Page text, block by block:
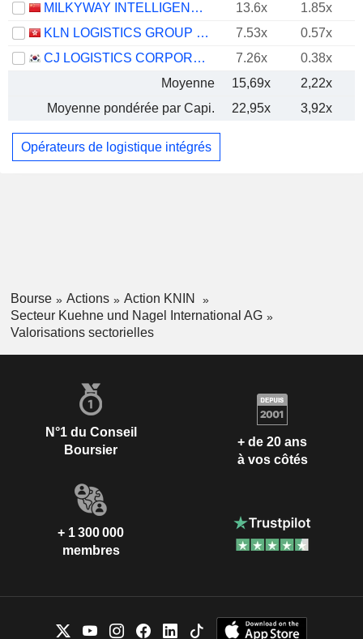
MILKYWAY INTELLIGENT SUPPLY CHAIN SERVICE GROUPCO., LTD.
13.6x
1.85x
KLN LOGISTICS GROUP LIMITED
7.53x
0.57x
CJ LOGISTICS CORPORATION
7.26x
0.38x
Moyenne
15,69x
2,22x
Moyenne pondérée par Capi.
22,95x 3,92x
Opérateurs de logistique intégrés
Bourse Actions
Action KNIN
Secteur Kuehne und Nagel International AG
Valorisations sectorielles
N°1 du Conseil
Boursier
+ de 20 ans
à vos côtés
+ 1 300 000
membres